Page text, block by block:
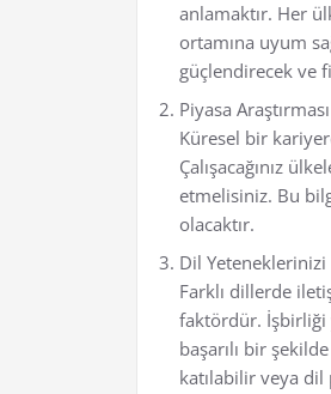
anlamaktır. Her
ortamına uyum
güçlendirecek ve
Piyasa
Küresel bir
Çalışacağınız
etmelisiniz. Bu
olacaktır.
Dil
Farklı dillerde
faktördür. İşbirliği
başarılı bir
katılabilir veya